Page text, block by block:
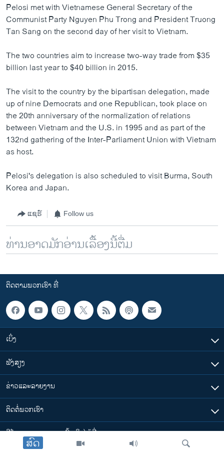
ສົດ
Pelosi met with Vietnamese General Secretary of the
Communist Party Nguyen Phu Trong and President Truong
Tan Sang on the second day of her visit to Vietnam.
The two countries aim to increase two-way trade from $35
billion last year to $40 billion in 2015.
The visit to the country by the bipartisan delegation, made
up of nine Democrats and one Republican, took place on
the 20th anniversary of the normalization of relations
between Vietnam and the U.S. in 1995 and as part of the
132nd gathering of the Inter-Parliament Union with Vietnam
as host.
Pelosi's delegation is also scheduled to visit Burma, South
Korea and Japan.
ແຊຣ໌ Follow us
ທ່ານອາດມັກອ່ານເລື້ອງນີ້ຕື່ມ
ຕິດຕາມພວກເຮົາ ທີ່
ເບິ່ງ
ຟັງສຽງ
ຂ່າວແລະລາຍງານ
ຕິດຕໍ່ພວກເຮົາ
ວີໂອເອລາວ ສາມາດ ເຂົ້າເຖິງໄດ້ທີ່